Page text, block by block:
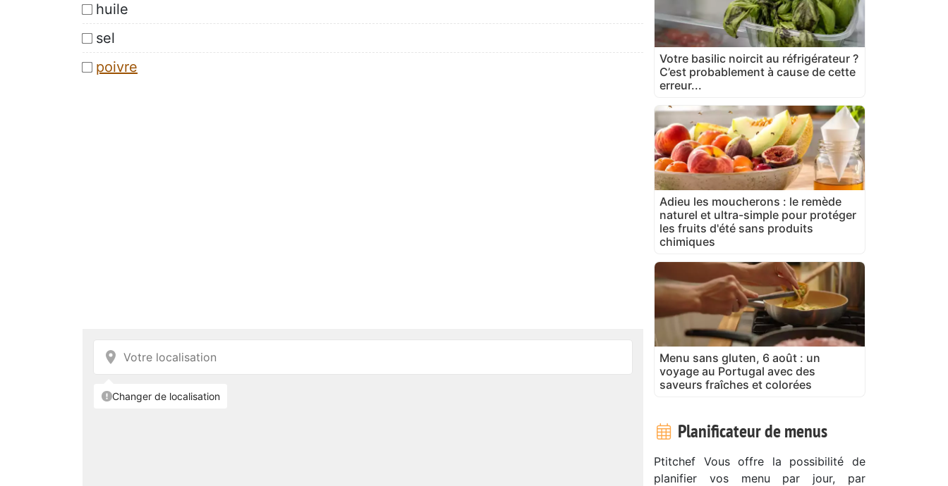
huile
sel
poivre
Votre basilic noircit au réfrigérateur ?
C’est probablement à cause de cette
erreur...
Adieu les moucherons : le remède
naturel et ultra-simple pour protéger
les fruits d'été sans produits
chimiques
Menu sans gluten, 6 août : un
voyage au Portugal avec des
saveurs fraîches et colorées
Planificateur de menus
Ptitchef Vous offre la possibilité de
planifier vos menu par jour, par